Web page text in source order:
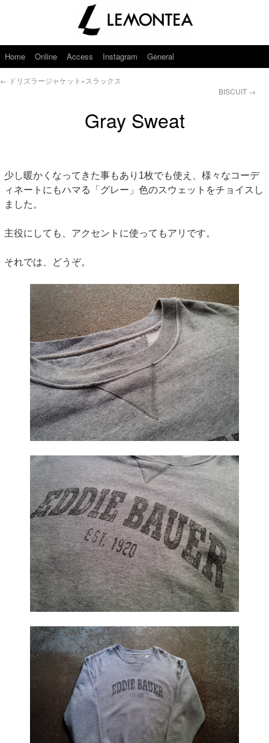
Home Online Access Instagram General
← ドリズラージャケット×スラックス
BISCUIT →
Gray Sweat
少し暖かくなってきた事もあり1枚でも使え、様々なコーデ
ィネートにもハマる「グレー」色のスウェットをチョイスし
ました。
主役にしても、アクセントに使ってもアリです。
それでは、どうぞ。